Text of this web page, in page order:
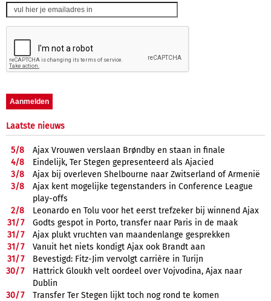
Laatste nieuws
5/8
Ajax Vrouwen verslaan Brøndby en staan in finale
4/8
Eindelijk, Ter Stegen gepresenteerd als Ajacied
3/8
Ajax bij overleven Shelbourne naar Zwitserland of Armenië
3/8
Ajax kent mogelijke tegenstanders in Conference League
play-offs
2/8
Leonardo en Tolu voor het eerst trefzeker bij winnend Ajax
31/7
Godts gespot in Porto, transfer naar Paris in de maak
31/7
Ajax plukt vruchten van maandenlange gesprekken
31/7
Vanuit het niets kondigt Ajax ook Brandt aan
31/7
Bevestigd: Fitz-Jim vervolgt carrière in Turijn
30/7
Hattrick Gloukh velt oordeel over Vojvodina, Ajax naar
Dublin
30/7
Transfer Ter Stegen lijkt toch nog rond te komen